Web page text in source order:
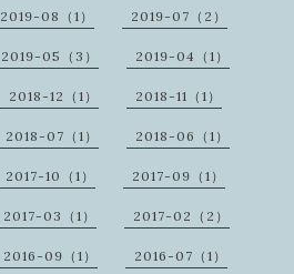
2019-08（1） 2019-07（2）
2019-05（3） 2019-04（1）
2018-12（1） 2018-11（1）
2018-07（1） 2018-06（1）
2017-10（1） 2017-09（1）
2017-03（1） 2017-02（2）
2016-09（1） 2016-07（1）